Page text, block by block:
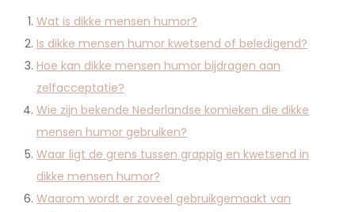
Wat is dikke mensen humor?
Is dikke mensen humor kwetsend of beledigend?
Hoe kan dikke mensen humor bijdragen aan
zelfacceptatie?
Wie zijn bekende Nederlandse komieken die dikke
mensen humor gebruiken?
Waar ligt de grens tussen grappig en kwetsend in
dikke mensen humor?
Waarom wordt er zoveel gebruikgemaakt van